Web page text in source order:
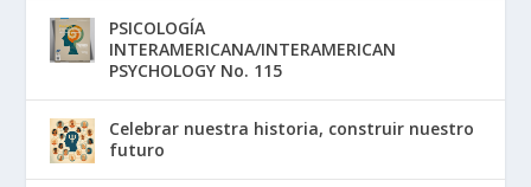
PSICOLOGÍA
INTERAMERICANA/INTERAMERICAN
PSYCHOLOGY No. 115
Celebrar nuestra historia, construir nuestro
futuro